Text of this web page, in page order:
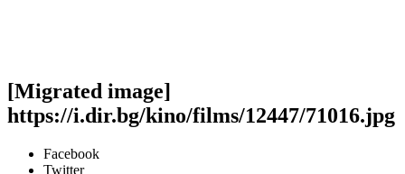
[Migrated image]
https://i.dir.bg/kino/films/12447/71016.jpg
Facebook
Twitter